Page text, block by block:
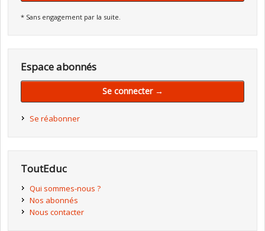
* Sans engagement par la suite.
Espace abonnés
Se connecter →
Se réabonner
ToutEduc
Qui sommes-nous ?
Nos abonnés
Nous contacter